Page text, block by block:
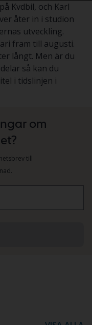
Kvdbil, och Karl
åter in i studion
utveckling.
fram till augusti.
långt. Men är du
så kan du
i tidslinjen i
om
till